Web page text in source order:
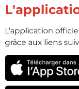
L’application
grâce aux liens